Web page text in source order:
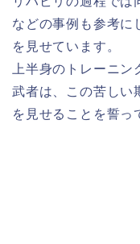
などの事例も参考に
を見せています。
上半身のトレーニ
武者は、この苦しい
を見せることを誓っ